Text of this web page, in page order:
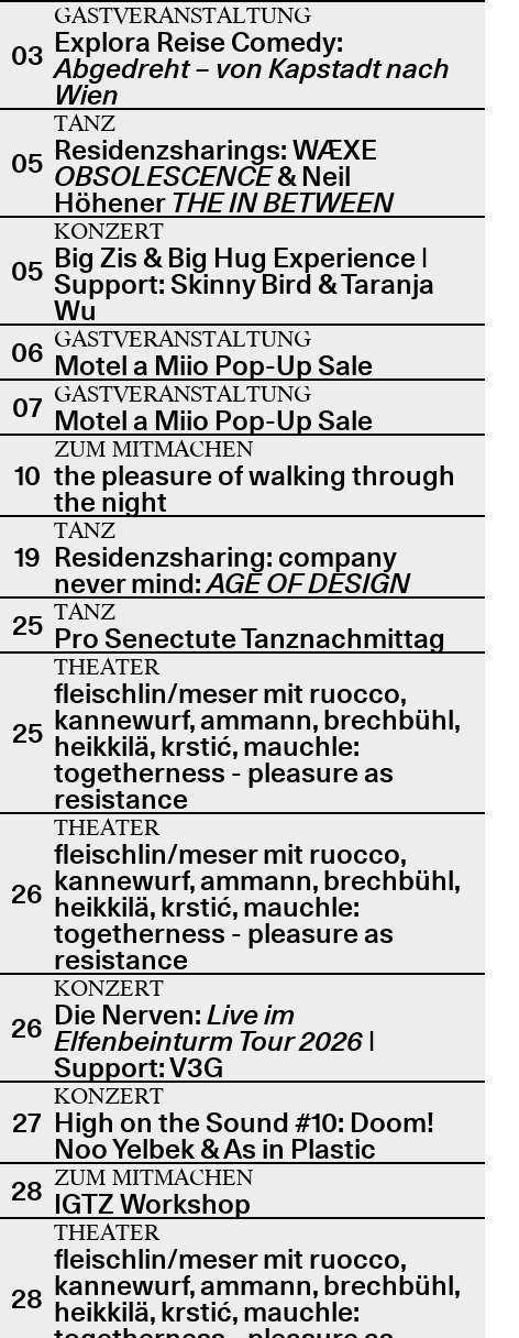
03
GASTVERANSTALTUNG
Explora Reise Comedy:
Abgedreht – von Kapstadt nach
Wien
05
TANZ
Residenzsharings: WÆXE
OBSOLESCENCE& Neil
Höhener THE IN BETWEEN
05
KONZERT
Big Zis & Big Hug Experience |
Support: Skinny Bird & Taranja
Wu
06 GASTVERANSTALTUNG
Motel a Miio Pop-Up Sale
07 GASTVERANSTALTUNG
Motel a Miio Pop-Up Sale
10
ZUM MITMACHEN
the pleasure of walking through
the night
19
TANZ
Residenzsharing: company
never mind:AGE OF DESIGN
25 TANZ
Pro Senectute Tanznachmittag
25
THEATER
fleischlin/meser mit ruocco,
kannewurf, ammann, brechbühl,
heikkilä, krstić, mauchle:
togetherness - pleasure as
resistance
26
THEATER
fleischlin/meser mit ruocco,
kannewurf, ammann, brechbühl,
heikkilä, krstić, mauchle:
togetherness - pleasure as
resistance
26
KONZERT
Die Nerven:Live im
Elfenbeinturm Tour 2026 |
Support: V3G
27
KONZERT
High on the Sound #10: Doom!
Noo Yelbek & As in Plastic
28 ZUM MITMACHEN
IGTZ Workshop
28
THEATER
fleischlin/meser mit ruocco,
kannewurf, ammann, brechbühl,
heikkilä, krstić, mauchle: